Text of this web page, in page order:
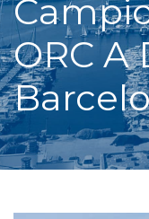
ORC A